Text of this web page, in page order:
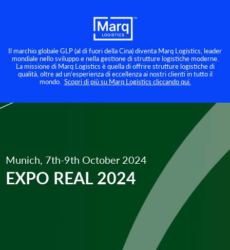
Il marchio globale GLP (al di fuori della Cina) diventa Marq Logistics, leader
mondiale nello sviluppo e nella gestione di strutture logistiche moderne.
La missione di Marq Logistics è quella di offrire strutture logistiche di
qualità, oltre ad un’esperienza di eccellenza ai nostri clienti in tutto il
mondo. Scopri di più su Marq Logistics cliccando qui.
Munich, 7th-9th October 2024
EXPO REAL 2024